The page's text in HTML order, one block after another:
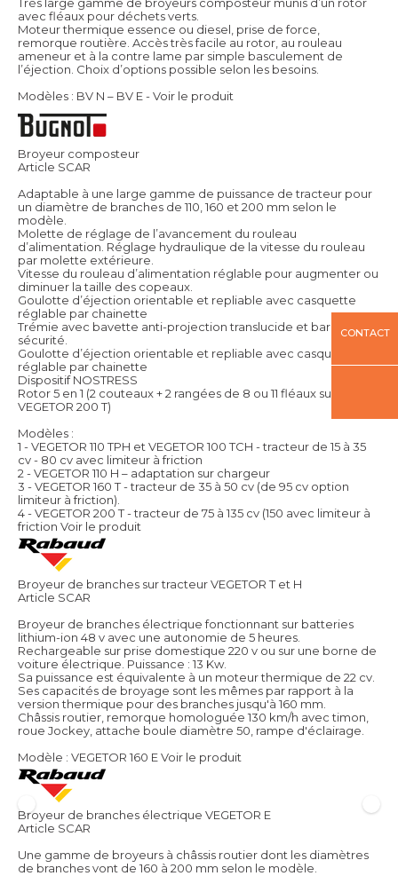
Très large gamme de broyeurs composteur munis d’un rotor
avec fléaux pour déchets verts.
Moteur thermique essence ou diesel, prise de force,
remorque routière. Accès très facile au rotor, au rouleau
ameneur et à la contre lame par simple basculement de
l’éjection. Choix d’options possible selon les besoins.
Modèles : BV N – BV E -Voir le produit
Broyeur composteur
Article SCAR
Adaptable à une large gamme de puissance de tracteur pour
un diamètre de branches de 110, 160 et 200 mm selon le
modèle.
Molette de réglage de l’avancement du rouleau
d’alimentation. Réglage hydraulique de la vitesse du rouleau
par molette extérieure.
Vitesse du rouleau d’alimentation réglable pour augmenter ou
diminuer la taille des copeaux.
Goulotte d’éjection orientable et repliable avec casquette
réglable par chainette
Trémie avec bavette anti-projection translucide et barre de
sécurité.
Goulotte d’éjection orientable et repliable avec casquette
réglable par chainette
Dispositif NOSTRESS
Rotor 5 en 1 (2 couteaux + 2 rangées de 8 ou 11 fléaux sur
VEGETOR 200 T)
Modèles :
1 - VEGETOR 110 TPH et VEGETOR 100 TCH - tracteur de 15 à 35
cv - 80 cv avec limiteur à friction
2 - VEGETOR 110 H – adaptation sur chargeur
3 - VEGETOR 160 T - tracteur de 35 à 50 cv (de 95 cv option
limiteur à friction).
4 - VEGETOR 200 T - tracteur de 75 à 135 cv (150 avec limiteur à
friction Voir le produit
Broyeur de branches sur tracteur VEGETOR T et H
Article SCAR
Broyeur de branches électrique fonctionnant sur batteries
lithium-ion 48 v avec une autonomie de 5 heures.
Rechargeable sur prise domestique 220 v ou sur une borne de
voiture électrique. Puissance : 13 Kw.
Sa puissance est équivalente à un moteur thermique de 22 cv.
Ses capacités de broyage sont les mêmes par rapport à la
version thermique pour des branches jusqu'à 160 mm.
Châssis routier, remorque homologuée 130 km/h avec timon,
roue Jockey, attache boule diamètre 50, rampe d'éclairage.
Modèle : VEGETOR 160 EVoir le produit
Broyeur de branches électrique VEGETOR E
Article SCAR
Une gamme de broyeurs à châssis routier dont les diamètres
de branches vont de 160 à 200 mm selon le modèle.
CONTACT